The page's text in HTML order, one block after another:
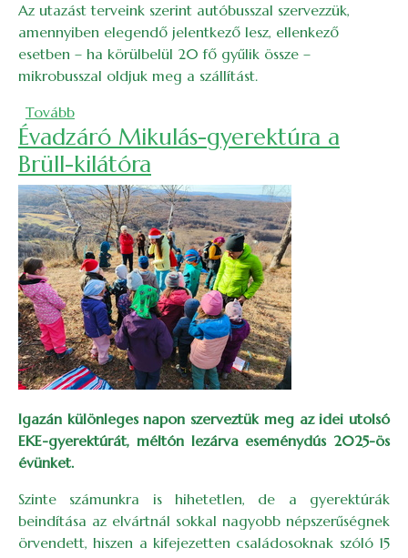
Az utazást terveink szerint autóbusszal szervezzük,
amennyiben elegendő jelentkező lesz, ellenkező
esetben – ha körülbelül 20 fő gyűlik össze –
mikrobusszal oldjuk meg a szállítást.
Tovább(A gyalui Rákóczi–Bánffy-kastély és
Évadzáró Mikulás-gyerektúra a
Brüll-kilátóra
Igazán különleges napon szerveztük meg az idei utolsó
EKE-gyerektúrát, méltón lezárva eseménydús 2025-ös
évünket.
Szinte számunkra is hihetetlen, de a gyerektúrák
beindítása az elvártnál sokkal nagyobb népszerűségnek
örvendett, hiszen a kifejezetten családosoknak szóló 15